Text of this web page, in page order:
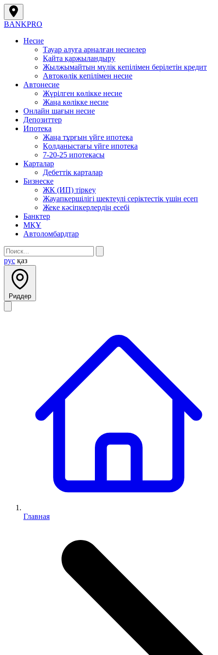
BANKPRO
Несие
Тауар алуға арналған несиелер
Қайта қаржыландыру
Жылжымайтын мүлік кепілімен берілетін кредит
Автокөлік кепілімен несие
Автонесие
Жүрілген көлікке несие
Жаңа көлікке несие
Онлайн шағын несие
Депозиттер
Ипотека
Жаңа тұрғын үйге ипотека
Қолданыстағы үйге ипотека
7-20-25 ипотекасы
Карталар
Дебеттік карталар
Бизнеске
ЖК (ИП) тіркеу
Жауапкершілігі шектеулі серіктестік үшін есеп
Жеке кәсіпкерлердің есебі
Банктер
МҚҰ
Автоломбардтар
рус қаз
Риддер
Главная